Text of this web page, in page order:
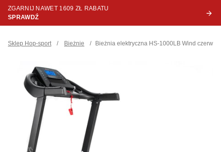
ZGARNIJ NAWET 1609 ZŁ RABATU
SPRAWDŹ
Sklep Hop-sport / Bieżnie / Bieżnia elektryczna HS-1000LB Wind